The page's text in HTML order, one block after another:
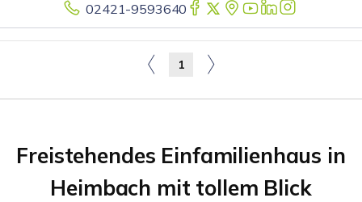
02421-9593640
1
Freistehendes Einfamilienhaus in
Heimbach mit tollem Blick